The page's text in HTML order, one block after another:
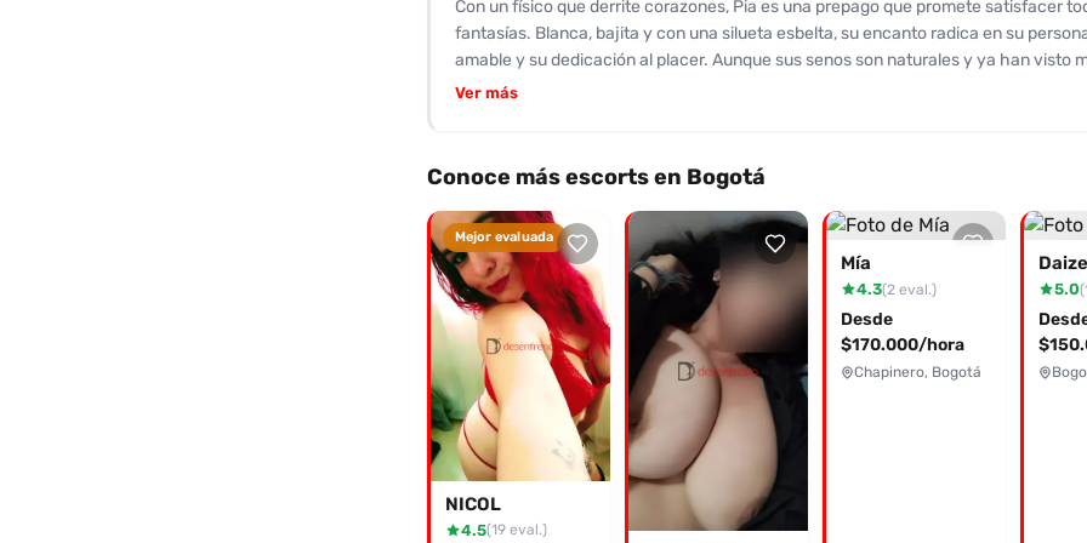
Con un físico que derrite corazones, Pia es una prepago que promete satisfacer
fantasías. Blanca, bajita y con una silueta esbelta, su encanto radica en su
amable y su dedicación al placer. Aunque sus senos son naturales y ya han visto
los elogios sobre su trato cálido lo compensan todo. Los clientes elogian su
momentos de intimidad únicos. Los servicios que ofrece incluyen una variedad de
eróticas que seguramente encenderán la pasión. A pesar de algunas opiniones
muchos destacan la experiencia emocional que proporciona. Si deseas
mundo de sensaciones placenteras, no dudes en contactar a Pia. ¡Tu placer está a
llamada de distancia! Atrévete a descubrir todo lo que esta impresionante dama
ofrecerte.
Ver más
Conoce más escorts en Bogotá
Mejor evaluada
NICOL
4.5(19 eval.)
Mía
4.3(2 eval.)
Desde
$170.000/hora
Chapinero, Bogotá
5.0